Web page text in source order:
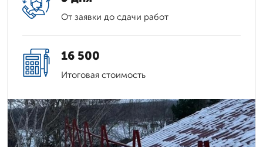
От заявки до сдачи работ
16 500
Итоговая стоимость